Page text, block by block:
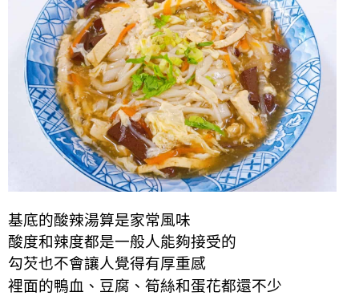
基底的酸辣湯算是家常風味
酸度和辣度都是一般人能夠接受的
勾芡也不會讓人覺得有厚重感
裡面的鴨血、豆腐、筍絲和蛋花都還不少